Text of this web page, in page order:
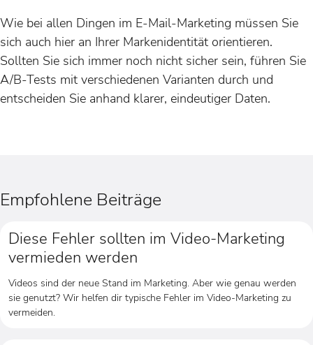
Wie bei allen Dingen im E-Mail-Marketing müssen Sie
sich auch hier an Ihrer Markenidentität orientieren.
Sollten Sie sich immer noch nicht sicher sein, führen Sie
A/B-Tests mit verschiedenen Varianten durch und
entscheiden Sie anhand klarer, eindeutiger Daten.
Empfohlene Beiträge
Diese Fehler sollten im Video-Marketing
vermieden werden
Videos sind der neue Stand im Marketing. Aber wie genau werden
sie genutzt? Wir helfen dir typische Fehler im Video-Marketing zu
vermeiden.